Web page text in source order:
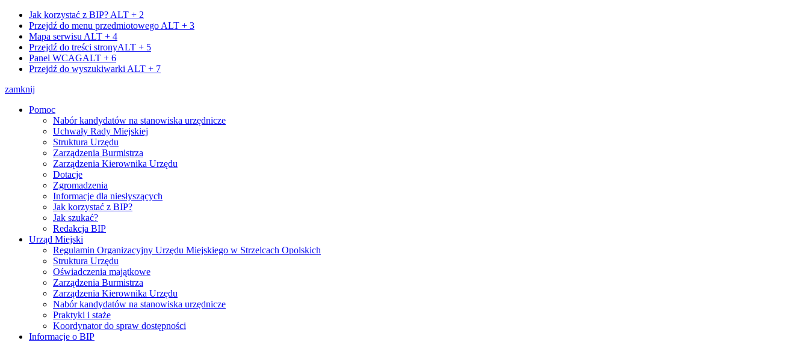
Jak korzystać z BIP? ALT + 2
Przejdź do menu przedmiotowego ALT + 3
Mapa serwisu ALT + 4
Przejdź do treści stronyALT + 5
Panel WCAGALT + 6
Przejdź do wyszukiwarki ALT + 7
zamknij
Pomoc
Nabór kandydatów na stanowiska urzędnicze
Uchwały Rady Miejskiej
Struktura Urzędu
Zarządzenia Burmistrza
Zarządzenia Kierownika Urzędu
Dotacje
Zgromadzenia
Informacje dla niesłyszących
Jak korzystać z BIP?
Jak szukać?
Redakcja BIP
Urząd Miejski
Regulamin Organizacyjny Urzędu Miejskiego w Strzelcach Opolskich
Struktura Urzędu
Oświadczenia majątkowe
Zarządzenia Burmistrza
Zarządzenia Kierownika Urzędu
Nabór kandydatów na stanowiska urzędnicze
Praktyki i staże
Koordynator do spraw dostępności
Informacje o BIP